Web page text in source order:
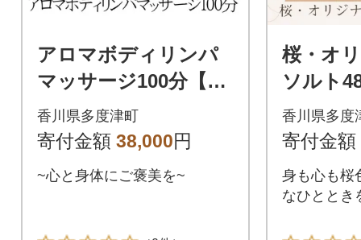
アロマボディリンパ
マッサージ100分【C-
29】
香川県多度津町
寄付金額 38,000円
~心と身体にご褒美を~
桜・オ
ソルト
香川県多度
寄付金額
身も心も桜
なひととき